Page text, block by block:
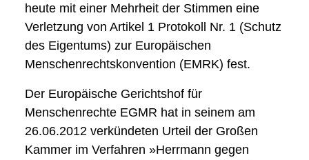
heute mit einer Mehrheit der Stimmen eine
Verletzung von Artikel 1 Protokoll Nr. 1 (Schutz
des Eigentums) zur Europäischen
Menschenrechtskonvention (EMRK) fest.
Der Europäische Gerichtshof für
Menschenrechte EGMR hat in seinem am
26.06.2012 verkündeten Urteil der Großen
Kammer im Verfahren »Herrmann gegen